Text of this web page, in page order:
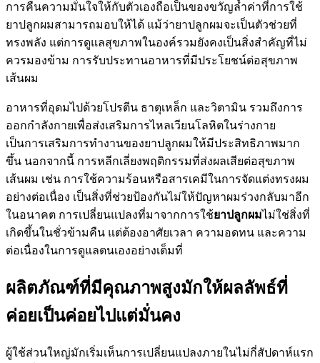
การคืนความมั่นใจให้กับตัวเองถือเป็นของขวัญล้ำค่าที่การใช้
ยาปลูกผมสามารถมอบให้ได้ แม้ว่ายาปลูกผมจะเป็นตัวช่วยที่
ทรงพลัง แต่การดูแลสุขภาพในองค์รวมยังคงเป็นสิ่งสำคัญที่ไม่
ควรมองข้าม การรับประทานอาหารที่มีประโยชน์ต่อสุขภาพ
เส้นผม
อาหารที่อุดมไปด้วยโปรตีน ธาตุเหล็ก และวิตามิน รวมถึงการ
ออกกำลังกายเพื่อส่งเสริมการไหลเวียนโลหิตในร่างกาย
เป็นการเสริมการทำงานของยาปลูกผมให้มีประสิทธิภาพมาก
ขึ้น นอกจากนี้ การหลีกเลี่ยงพฤติกรรมที่ส่งผลเสียต่อสุขภาพ
เส้นผม เช่น การใช้ความร้อนหรือสารเคมีในการจัดแต่งทรงผม
อย่างต่อเนื่อง เป็นสิ่งที่ช่วยป้องกันไม่ให้ปัญหาผมร่วงกลับมาอีก
ในอนาคต การเปลี่ยนแปลงที่มาจากการใช้ยาปลูกผมไม่ใช่สิ่งที่
เกิดขึ้นในชั่วข้ามคืน แต่ต้องอาศัยเวลา ความอดทน และความ
ต่อเนื่องในการดูแลตนเองอย่างเต็มที่
ผลิตภัณฑ์ที่มีคุณภาพสูงมักให้ผลลัพธ์ที่
ค่อยเป็นค่อยไปแต่มั่นคง
ผู้ใช้ส่วนใหญ่มักเริ่มเห็นการเปลี่ยนแปลงภายในไม่กี่สัปดาห์แรก